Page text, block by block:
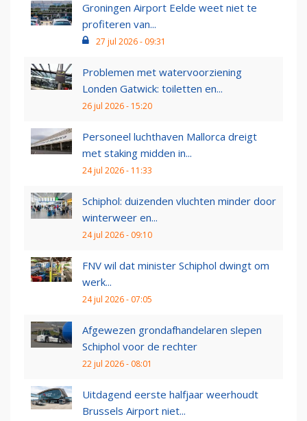
Groningen Airport Eelde weet niet te
profiteren van...
27 jul 2026 - 09:31
Problemen met watervoorziening
Londen Gatwick: toiletten en...
26 jul 2026 - 15:20
Personeel luchthaven Mallorca dreigt
met staking midden in...
24 jul 2026 - 11:33
Schiphol: duizenden vluchten minder door
winterweer en...
24 jul 2026 - 09:10
FNV wil dat minister Schiphol dwingt om
werk...
24 jul 2026 - 07:05
Afgewezen grondafhandelaren slepen
Schiphol voor de rechter
22 jul 2026 - 08:01
Uitdagend eerste halfjaar weerhoudt
Brussels Airport niet...